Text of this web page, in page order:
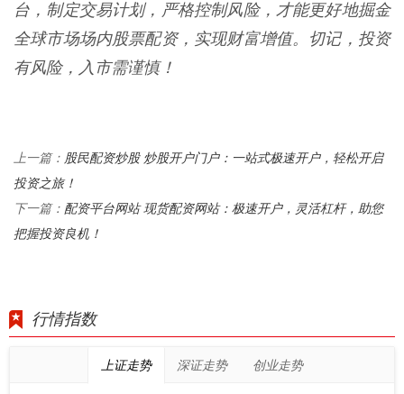
台，制定交易计划，严格控制风险，才能更好地掘金
全球市场场内股票配资，实现财富增值。切记，投资
有风险，入市需谨慎！
上一篇： 股民配资炒股 炒股开户门户：一站式极速开户，轻松开启
投资之旅！
下一篇： 配资平台网站 现货配资网站：极速开户，灵活杠杆，助您
把握投资良机！
行情指数
上证走势 深证走势 创业走势